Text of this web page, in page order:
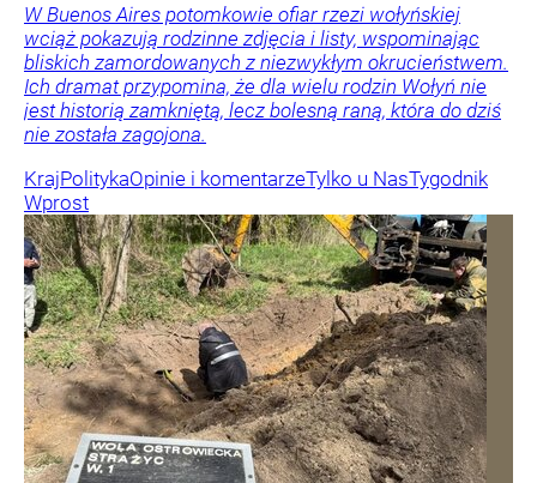
W Buenos Aires potomkowie ofiar rzezi wołyńskiej
wciąż pokazują rodzinne zdjęcia i listy, wspominając
bliskich zamordowanych z niezwykłym okrucieństwem.
Ich dramat przypomina, że dla wielu rodzin Wołyń nie
jest historią zamkniętą, lecz bolesną raną, która do dziś
nie została zagojona.
KrajPolitykaOpinie i komentarzeTylko u NasTygodnik
Wprost